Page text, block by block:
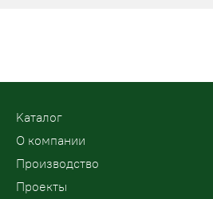
Kаталог
О компании
Производство
Проекты